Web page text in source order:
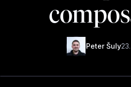
Peter Šuly23.